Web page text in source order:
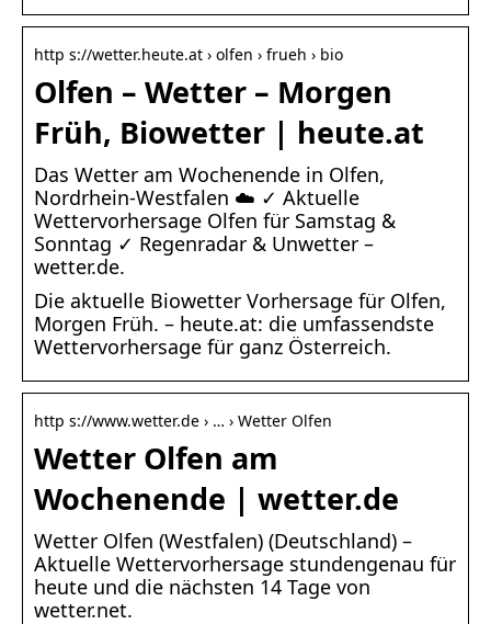
http s://wetter.heute.at › olfen › frueh › bio
Olfen – Wetter – Morgen
Früh, Biowetter | heute.at
Das Wetter am Wochenende in Olfen,
Nordrhein-Westfalen ☁️ ✓ Aktuelle
Wettervorhersage Olfen für Samstag &
Sonntag ✓ Regenradar & Unwetter –
wetter.de.
Die aktuelle Biowetter Vorhersage für Olfen,
Morgen Früh. – heute.at: die umfassendste
Wettervorhersage für ganz Österreich.
http s://www.wetter.de › … › Wetter Olfen
Wetter Olfen am
Wochenende | wetter.de
Wetter Olfen (Westfalen) (Deutschland) –
Aktuelle Wettervorhersage stundengenau für
heute und die nächsten 14 Tage von
wetter.net.